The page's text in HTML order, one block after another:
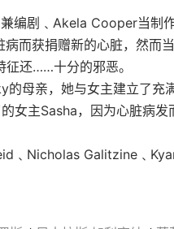
编剧﹑Akela Cooper当制
而获捐赠新的心脏，然而
征还……十分的邪恶。
母亲，她与女主建立了充
女主Sasha，因为心脏病